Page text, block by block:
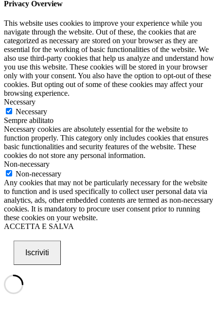
Privacy Overview
This website uses cookies to improve your experience while you
navigate through the website. Out of these, the cookies that are
categorized as necessary are stored on your browser as they are
essential for the working of basic functionalities of the website. We
also use third-party cookies that help us analyze and understand how
you use this website. These cookies will be stored in your browser
only with your consent. You also have the option to opt-out of these
cookies. But opting out of some of these cookies may affect your
browsing experience.
Necessary
Necessary
Sempre abilitato
Necessary cookies are absolutely essential for the website to
function properly. This category only includes cookies that ensures
basic functionalities and security features of the website. These
cookies do not store any personal information.
Non-necessary
Non-necessary
Any cookies that may not be particularly necessary for the website
to function and is used specifically to collect user personal data via
analytics, ads, other embedded contents are termed as non-necessary
cookies. It is mandatory to procure user consent prior to running
these cookies on your website.
ACCETTA E SALVA
Iscriviti